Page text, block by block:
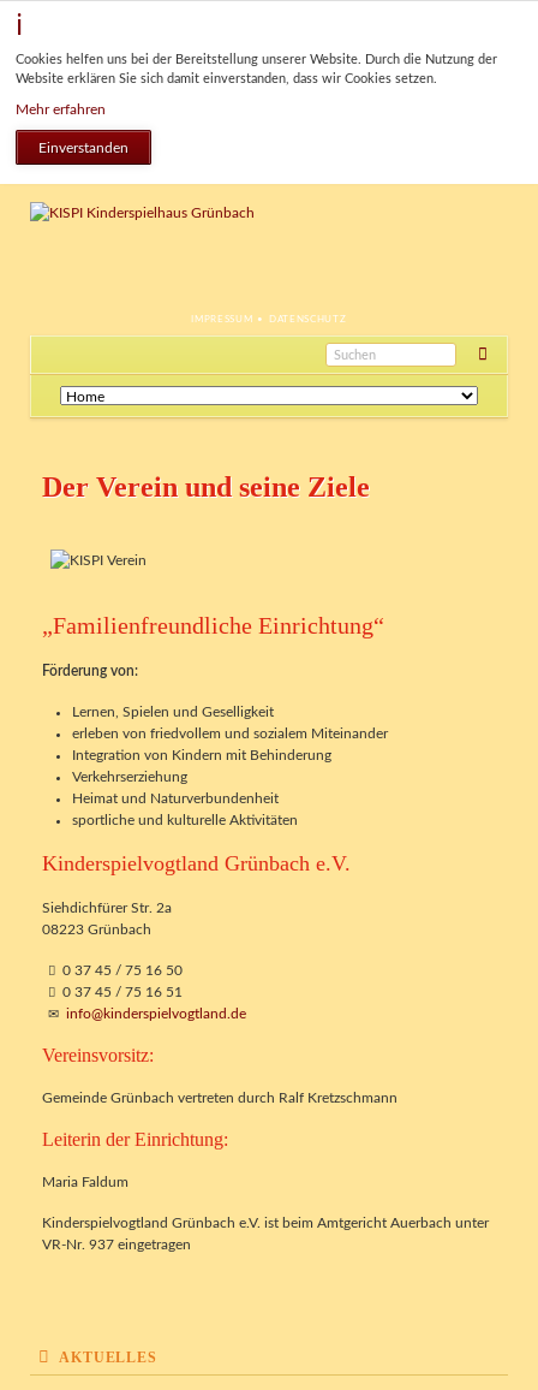
Cookies helfen uns bei der Bereitstellung unserer Website. Durch die Nutzung der
Website erklären Sie sich damit einverstanden, dass wir Cookies setzen.
Mehr erfahren
Einverstanden
NAVIGATION
IMPRESSUM DATENSCHUTZ
Navigation
überspringen
Der Verein und seine Ziele
„Familienfreundliche Einrichtung“
Förderung von:
Lernen, Spielen und Geselligkeit
erleben von friedvollem und sozialem Miteinander
Integration von Kindern mit Behinderung
Verkehrserziehung
Heimat und Naturverbundenheit
sportliche und kulturelle Aktivitäten
Kinderspielvogtland Grünbach e.V.
Siehdichfürer Str. 2a
08223 Grünbach
0 37 45 / 75 16 50
0 37 45 / 75 16 51
info@kinderspielvogtland.de
Vereinsvorsitz:
Gemeinde Grünbach vertreten durch Ralf Kretzschmann
Leiterin der Einrichtung:
Maria Faldum
Kinderspielvogtland Grünbach e.V. ist beim Amtgericht Auerbach unter
VR-Nr. 937 eingetragen
AKTUELLES